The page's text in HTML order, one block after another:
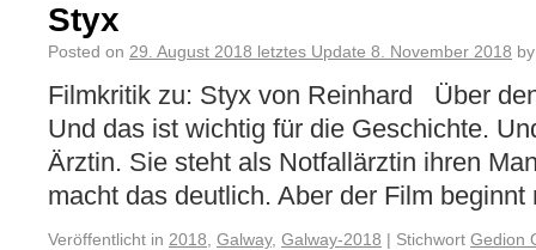
Styx
Posted on 29. August 2018 letztes Update 8. November 2018 by
Filmkritik zu: Styx von Reinhard Über
Und das ist wichtig für die Geschichte.
Ärztin. Sie steht als Notfallärztin ihren
macht das deutlich. Aber der Film beginnt
Veröffentlicht in 2018 Galway, Galway-2018 | Stichwort Gedion